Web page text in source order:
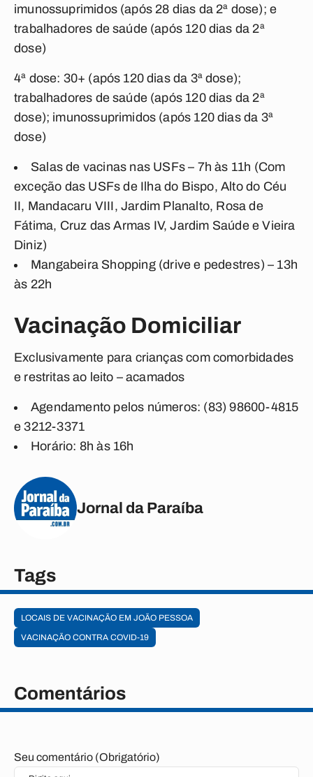
imunossuprimidos (após 28 dias da 2ª dose); e
trabalhadores de saúde (após 120 dias da 2ª
dose)
4ª dose: 30+ (após 120 dias da 3ª dose);
trabalhadores de saúde (após 120 dias da 2ª
dose); imunossuprimidos (após 120 dias da 3ª
dose)
Salas de vacinas nas USFs – 7h às 11h (Com
exceção das USFs de Ilha do Bispo, Alto do Céu
II, Mandacaru VIII, Jardim Planalto, Rosa de
Fátima, Cruz das Armas IV, Jardim Saúde e Vieira
Diniz)
Mangabeira Shopping (drive e pedestres) – 13h
às 22h
Vacinação Domiciliar
Exclusivamente para crianças com comorbidades
e restritas ao leito – acamados
Agendamento pelos números: (83) 98600-4815
e 3212-3371
Horário: 8h às 16h
Jornal da Paraíba
Tags
LOCAIS DE VACINAÇÃO EM JOÃO PESSOA
VACINAÇÃO CONTRA COVID-19
Comentários
Seu comentário (Obrigatório)